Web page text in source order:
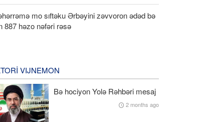
mo sıftəku Ərbəyini zəvvoron ədəd bə
887 həzo nəfəri rəsə
VIJNEMON
Bə hociyon Yolə Rəhbəri mesaj
2 months ago